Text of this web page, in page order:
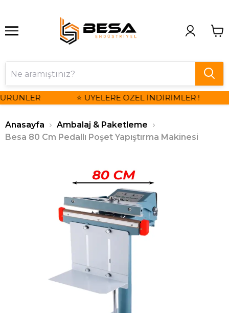
⭐ ÜYELERE ÖZEL İNDİRİMLER !
Anasayfa
Ambalaj & Paketleme
Besa 80 Cm Pedallı Poşet Yapıştırma Makinesi